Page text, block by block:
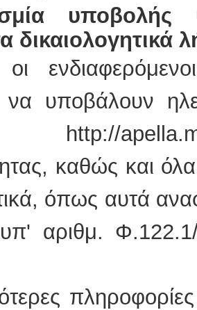
υποβολής
δικαιολογητικά
οι
υποβάλουν
http://
καθώς και
όπως αυτά
αριθμ.